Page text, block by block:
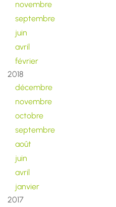
novembre
septembre
juin
avril
février
2018
décembre
novembre
octobre
septembre
août
juin
avril
janvier
2017